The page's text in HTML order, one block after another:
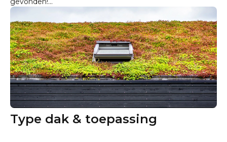
Type dak & toepassing